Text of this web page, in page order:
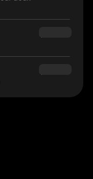
$160.00
$180.00